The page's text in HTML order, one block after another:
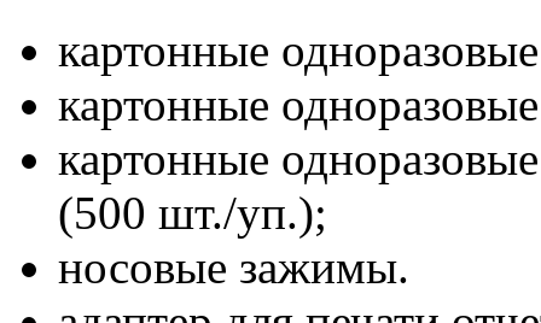
картонные
картонные
картонные
(500 шт./уп.);
носовые зажимы.